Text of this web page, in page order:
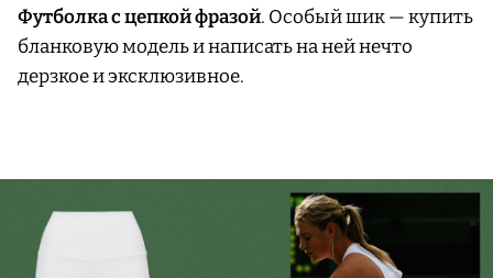
Футболка с цепкой фразой. Особый шик — купить
бланковую модель и написать на ней нечто
дерзкое и эксклюзивное.